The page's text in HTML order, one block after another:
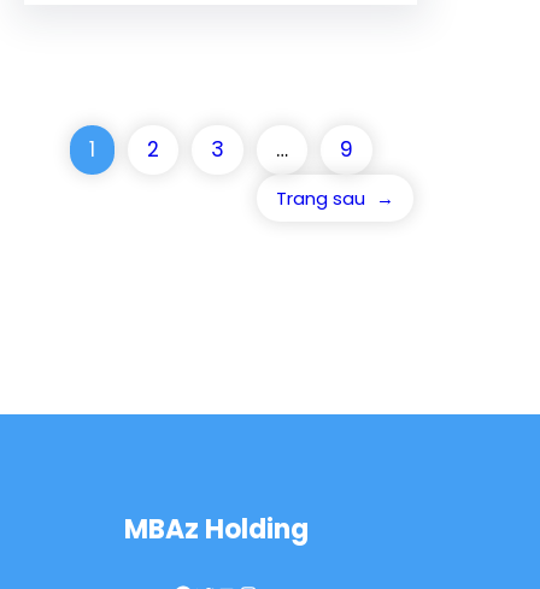
1 2 3 … 9
Trang sau →
MBAz Holding